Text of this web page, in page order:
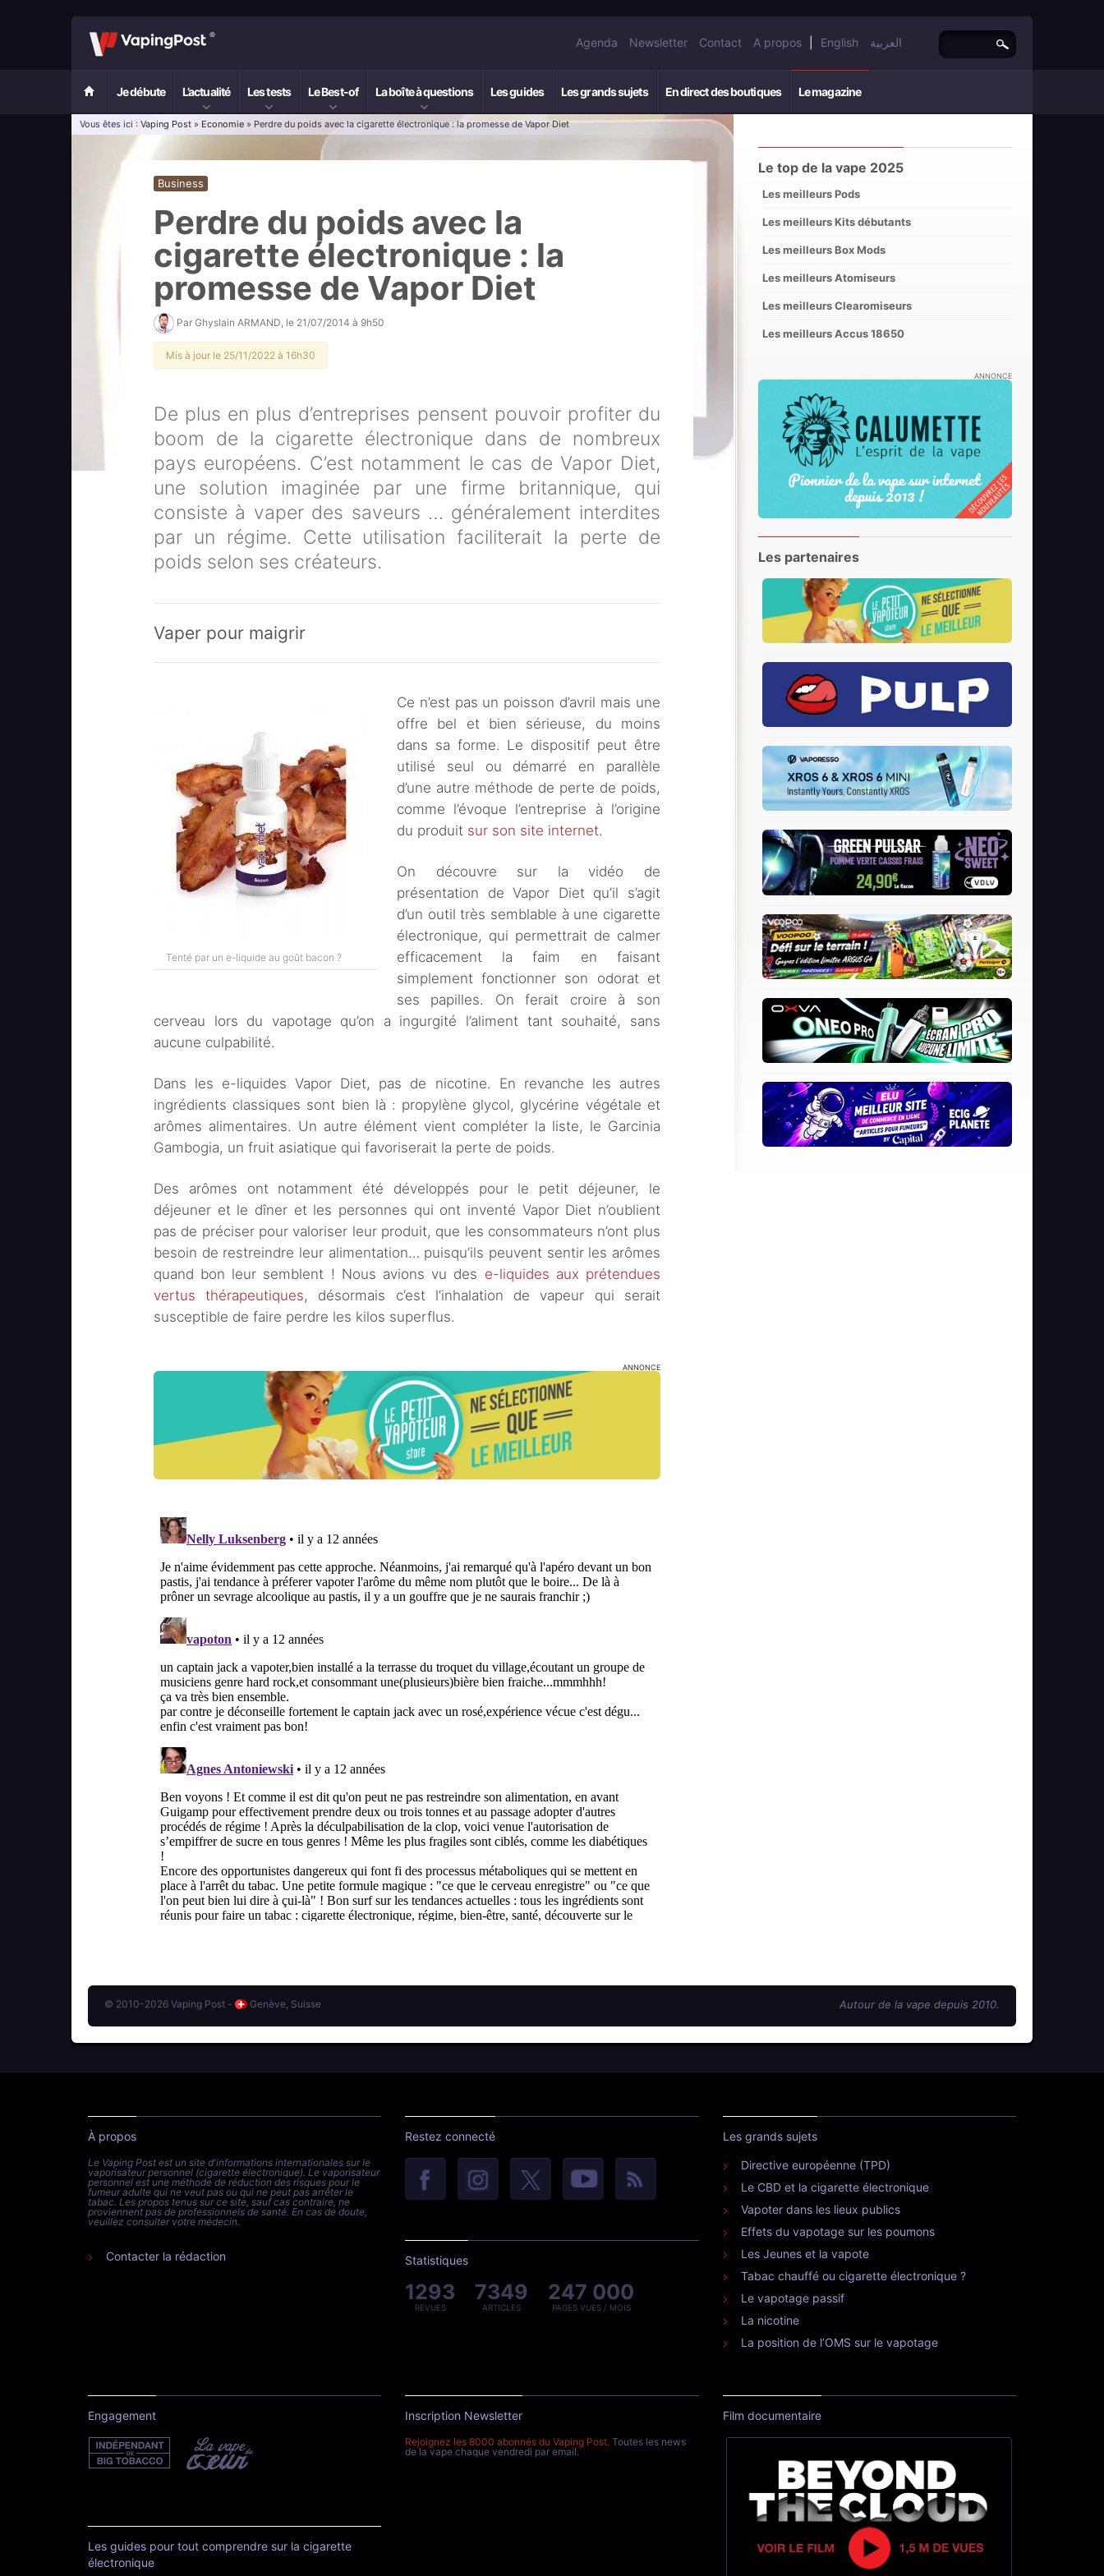
Agenda Newsletter Contact A propos English العربية
Je débute L’actualité Les tests Le Best-of La boîte à questions Les guides Les grands sujets En direct des boutiques Le magazine
Vous êtes ici : Vaping Post » Economie » Perdre du poids avec la cigarette électronique : la promesse de Vapor Diet
Business
Perdre du poids avec la
cigarette électronique : la
promesse de Vapor Diet
Par Ghyslain ARMAND , le 21/07/2014 à 9h50
Mis à jour le 25/11/2022 à 16h30
De plus en plus d’entreprises pensent pouvoir profiter du
boom de la cigarette électronique dans de nombreux
pays européens. C’est notamment le cas de Vapor Diet,
une solution imaginée par une firme britannique, qui
consiste à vaper des saveurs … généralement interdites
par un régime. Cette utilisation faciliterait la perte de
poids selon ses créateurs.
Vaper pour maigrir
Tenté par un e-liquide au goût bacon ?
Ce n’est pas un poisson d’avril mais une
offre bel et bien sérieuse, du moins
dans sa forme. Le dispositif peut être
utilisé seul ou démarré en parallèle
d’une autre méthode de perte de poids,
comme l’évoque l’entreprise à l’origine
du produit sur son site internet.
On découvre sur la vidéo de
présentation de Vapor Diet qu’il s’agit
d’un outil très semblable à une cigarette
électronique, qui permettrait de calmer
efficacement la faim en faisant
simplement fonctionner son odorat et
ses papilles. On ferait croire à son
cerveau lors du vapotage qu’on a ingurgité l’aliment tant souhaité, sans
aucune culpabilité.
Dans les e-liquides Vapor Diet, pas de nicotine. En revanche les autres
ingrédients classiques sont bien là : propylène glycol, glycérine végétale et
arômes alimentaires. Un autre élément vient compléter la liste, le Garcinia
Gambogia, un fruit asiatique qui favoriserait la perte de poids.
Des arômes ont notamment été développés pour le petit déjeuner, le
déjeuner et le dîner et les personnes qui ont inventé Vapor Diet n’oublient
pas de préciser pour valoriser leur produit, que les consommateurs n’ont plus
besoin de restreindre leur alimentation… puisqu’ils peuvent sentir les arômes
quand bon leur semblent ! Nous avions vu des e-liquides aux prétendues
vertus thérapeutiques, désormais c’est l’inhalation de vapeur qui serait
susceptible de faire perdre les kilos superflus.
ANNONCE
Le top de la vape 2025
Les meilleurs Pods
Les meilleurs Kits débutants
Les meilleurs Box Mods
Les meilleurs Atomiseurs
Les meilleurs Clearomiseurs
Les meilleurs Accus 18650
ANNONCE
Les partenaires
© 2010-2026 Vaping Post - Genève, Suisse Autour de la vape depuis 2010.
À propos
Le Vaping Post est un site d'informations internationales sur le
vaporisateur personnel (cigarette électronique). Le vaporisateur
personnel est une méthode de réduction des risques pour le
fumeur adulte qui ne veut pas ou qui ne peut pas arrêter le
tabac. Les propos tenus sur ce site, sauf cas contraire, ne
proviennent pas de professionnels de santé. En cas de doute,
veuillez consulter votre médecin.
Contacter la rédaction
Restez connecté
Statistiques
1293
REVUES
7349
ARTICLES
247 000
PAGES VUES / MOIS
Les grands sujets
Directive européenne (TPD)
Le CBD et la cigarette électronique
Vapoter dans les lieux publics
Effets du vapotage sur les poumons
Les Jeunes et la vapote
Tabac chauffé ou cigarette électronique ?
Le vapotage passif
La nicotine
La position de l’OMS sur le vapotage
Engagement
Les guides pour tout comprendre sur la cigarette
électronique
Inscription Newsletter
Rejoignez les 8000 abonnés du Vaping Post. Toutes les news
de la vape chaque vendredi par email.
Film documentaire